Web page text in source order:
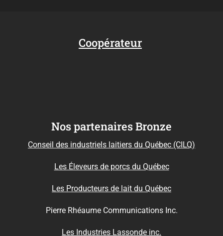
Coopérateur
Nos partenaires Bronze
Conseil des industriels laitiers du Québec (CILQ)
Les Éleveurs de porcs du Québec
Les Producteurs de lait du Québec
Pierre Rhéaume Communications Inc.
Les Industries Lassonde inc.